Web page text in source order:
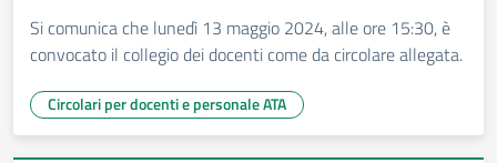
Si comunica che lunedì 13 maggio 2024, alle ore 15:30, è
convocato il collegio dei docenti come da circolare allegata.
Circolari per docenti e personale ATA